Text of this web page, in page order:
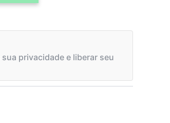
privacidade e liberar seu